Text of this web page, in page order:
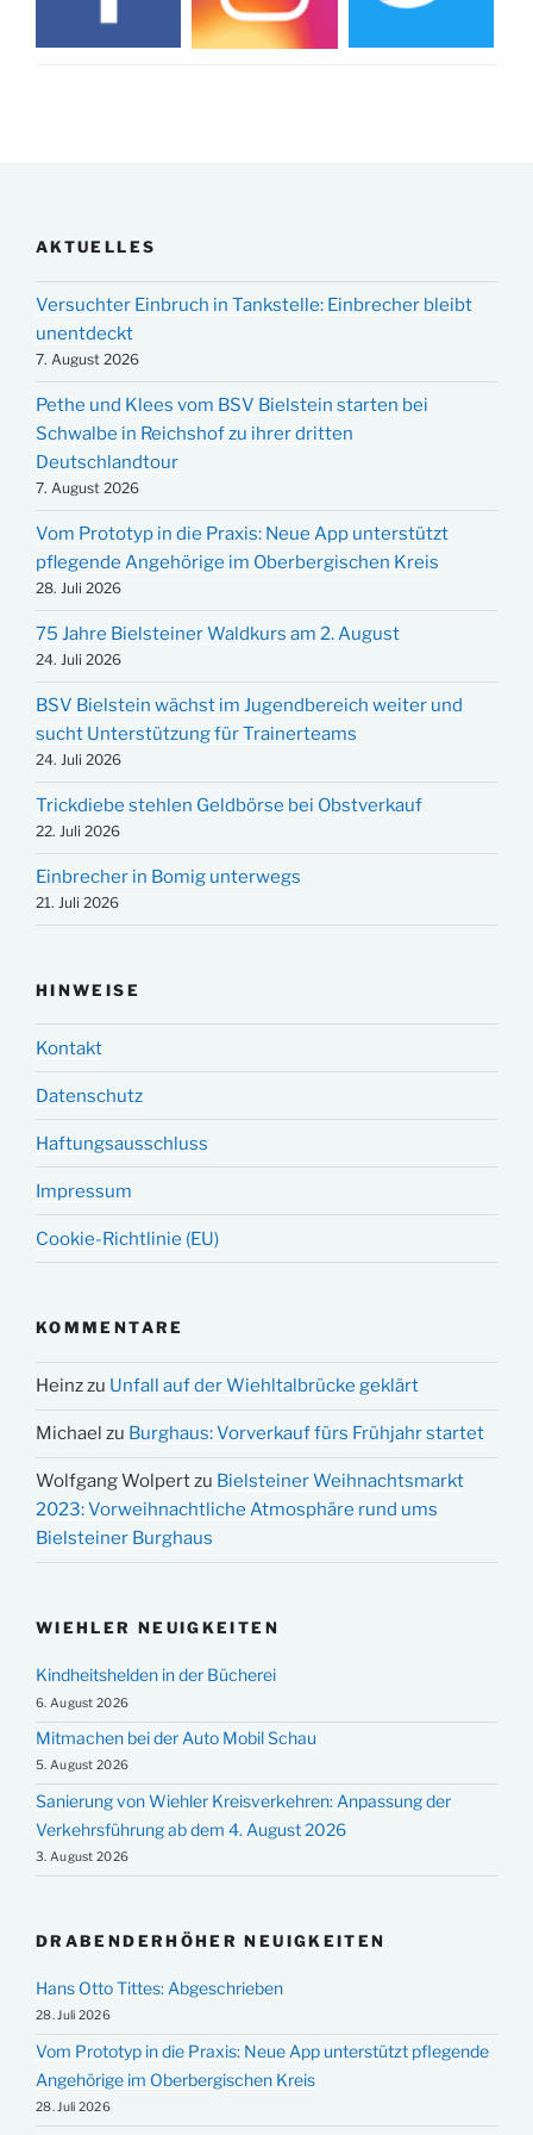
AKTUELLES
Versuchter Einbruch in Tankstelle: Einbrecher bleibt
unentdeckt
7. August 2026
Pethe und Klees vom BSV Bielstein starten bei
Schwalbe in Reichshof zu ihrer dritten
Deutschlandtour
7. August 2026
Vom Prototyp in die Praxis: Neue App unterstützt
pflegende Angehörige im Oberbergischen Kreis
28. Juli 2026
75 Jahre Bielsteiner Waldkurs am 2. August
24. Juli 2026
BSV Bielstein wächst im Jugendbereich weiter und
sucht Unterstützung für Trainerteams
24. Juli 2026
Trickdiebe stehlen Geldbörse bei Obstverkauf
22. Juli 2026
Einbrecher in Bomig unterwegs
21. Juli 2026
HINWEISE
Kontakt
Datenschutz
Haftungsausschluss
Impressum
Cookie-Richtlinie (EU)
KOMMENTARE
Heinzzu Unfall auf der Wiehltalbrücke geklärt
Michael zu Burghaus: Vorverkauf fürs Frühjahr startet
Wolfgang Wolpertzu Bielsteiner Weihnachtsmarkt
2023: Vorweihnachtliche Atmosphäre rund ums
Bielsteiner Burghaus
WIEHLER NEUIGKEITEN
Kindheitshelden in der Bücherei
6. August 2026
Mitmachen bei der Auto Mobil Schau
5. August 2026
Sanierung von Wiehler Kreisverkehren: Anpassung der
Verkehrsführung ab dem 4. August 2026
3. August 2026
DRABENDERHÖHER NEUIGKEITEN
Hans Otto Tittes: Abgeschrieben
28. Juli 2026
Vom Prototyp in die Praxis: Neue App unterstützt pflegende
Angehörige im Oberbergischen Kreis
28. Juli 2026